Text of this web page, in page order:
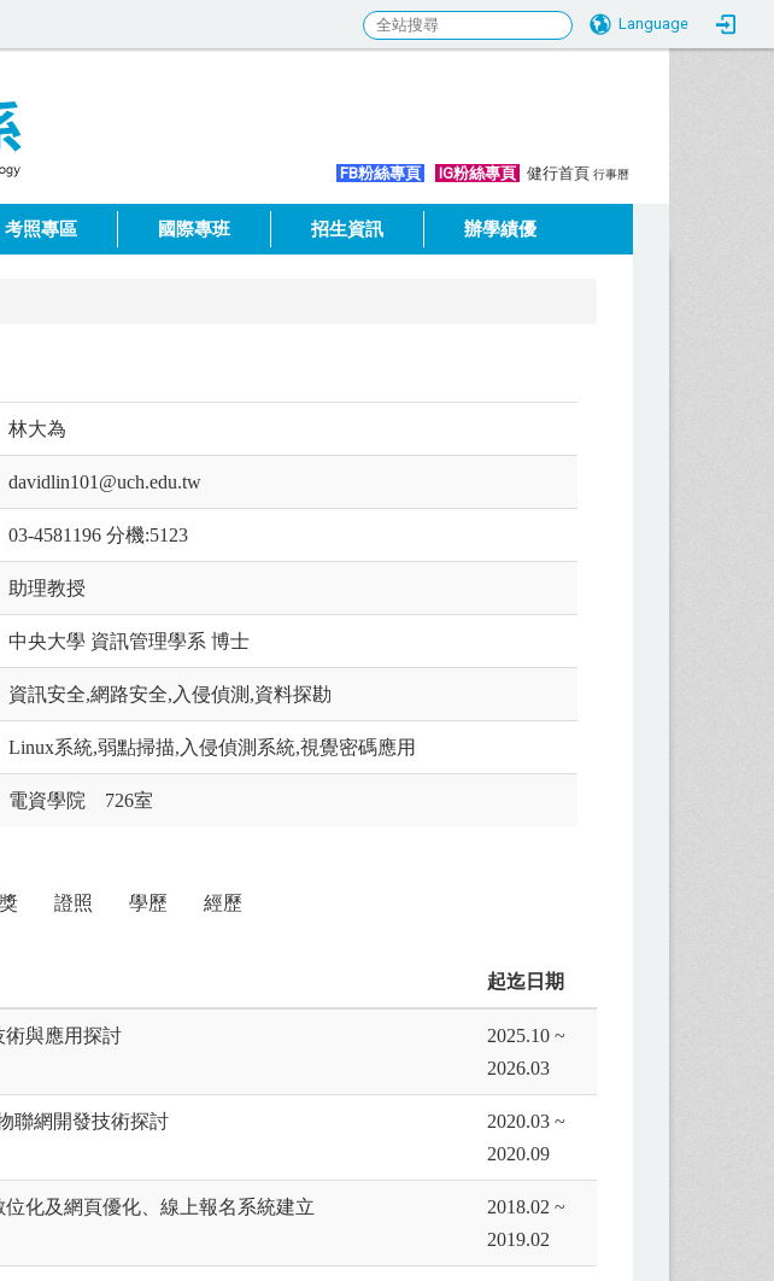
Language
FB粉絲專頁 IG粉絲專頁 健行首頁 行事曆
考照專區 國際專班 招生資訊 辦學績優
林大為
davidlin101@uch.edu.tw
03-4581196 分機:5123
助理教授
中央大學 資訊管理學系 博士
資訊安全,網路安全,入侵偵測,資料探勘
Linux系統,弱點掃描,入侵偵測系統,視覺密碼應用
電資學院 726室
證照 學歷 經歷
起迄日期
術與應用探討
2025.10 ~
2026.03
聯網開發技術探討
2020.03 ~
2020.09
位化及網頁優化、線上報名系統建立
2018.02 ~
2019.02